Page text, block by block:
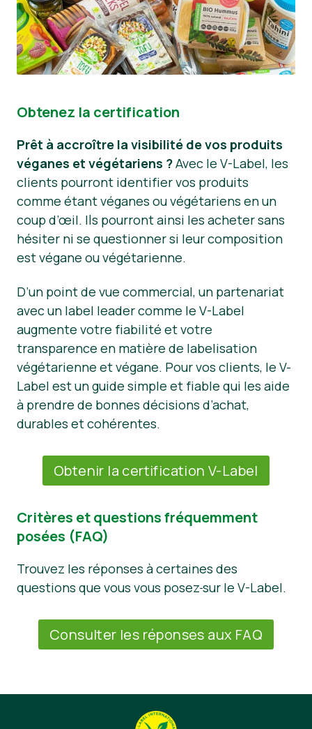
Obtenez la certification
Prêt à accroître la visibilité de vos produits
véganes et végétariens ?Avec le V-Label, les
clients pourront identifier vos produits
comme étant véganes ou végétariens en un
coup d’œil. Ils pourront ainsi les acheter sans
hésiter ni se questionner si leur composition
est végane ou végétarienne.
D’un point de vue commercial, un partenariat
avec un label leader comme le V-Label
augmente votre fiabilité et votre
transparence en matière de labelisation
végétarienne et végane. Pour vos clients, le V-
Label est un guide simple et fiable qui les aide
à prendre de bonnes décisions d’achat,
durables et cohérentes.
Obtenir la certification V-Label
Critères et questions fréquemment
posées (FAQ)
Trouvez les réponses à certaines des
questions que vous vous posez sur le V-Label.
Consulter les réponses aux FAQ